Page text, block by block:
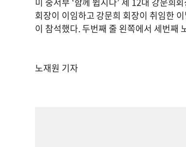
회장이 이임하고 강문희 회장이 취임한
이 참석했다. 두번째 줄 왼쪽에서 세번째
노재원 기자